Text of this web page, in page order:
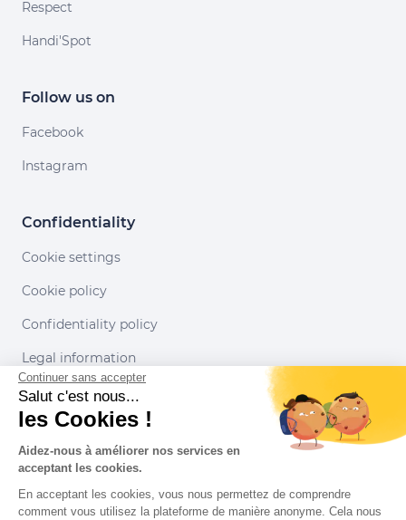
Respect
Handi'Spot
Follow us on
Facebook
Instagram
Confidentiality
Cookie settings
Cookie policy
Confidentiality policy
Legal information
Conditions of use
Our partners
Continuer sans accepter
Salut c'est nous...
les Cookies !
Aidez-nous à améliorer nos services en
acceptant les cookies.
En acceptant les cookies, vous nous permettez de comprendre
comment vous utilisez la plateforme de manière anonyme. Cela nous